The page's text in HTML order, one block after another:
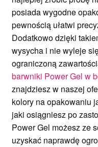
posiada wygodne
pewnością ułatwi
Dodatkowo dzięki
wysycha i nie wyleje
ograniczoną
barwniki Power Gel w
znajdziesz w naszej
kolory na opakowaniu
jaki osiągniesz po
Power Gel możesz ze
uzyskać naprawdę